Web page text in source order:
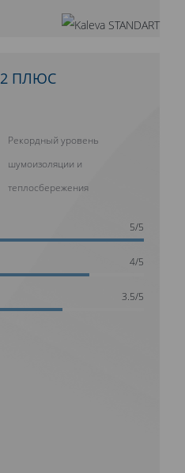
ПЛЮС
Рекордный уровень
шумоизоляции и
теплосбережения
5/5
4/5
3.5/5